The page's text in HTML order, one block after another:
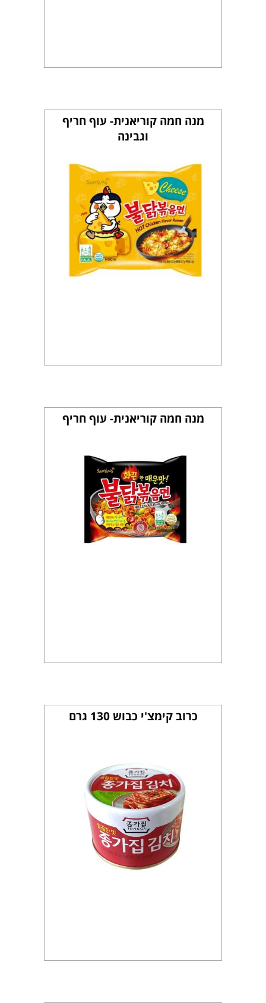
מנה חמה קוריאנית- עוף חריף
וגבינה
מנה חמה קוריאנית- עוף חריף
כרוב קימצ'י כבוש 130 גרם